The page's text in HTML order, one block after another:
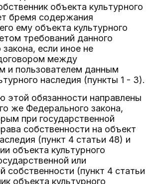
объекта культурного
бремя содержания
ему объекта культурного
требований данного
если иное не
между
и пользователем данным
наследия (пункты 1 - 3).
этой обязанности направлены
же Федерального закона,
при государственной
собственности на объект
(пункт 4 статьи 48) и
объекта культурного
или
собственности (пункт 4 статьи
объекта культурного